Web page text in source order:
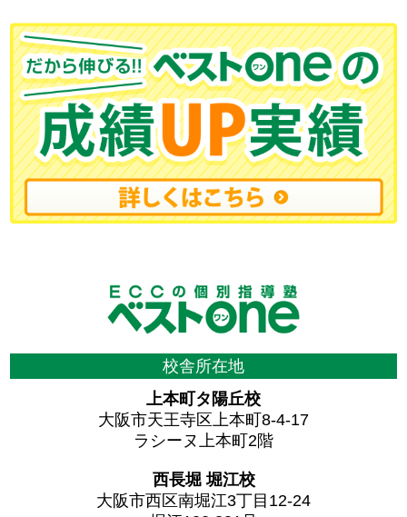
校舎所在地
上本町タ陽丘校
大阪市天王寺区上本町8-4-17
ラシーヌ上本町2階
西長堀 堀江校
大阪市西区南堀江3丁目12-24